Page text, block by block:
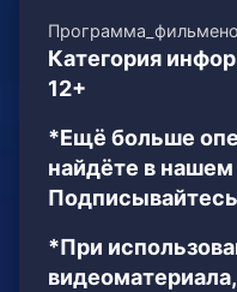
Категория
12+
*Ещё больше
найдёте в
Подписывайтесь
*При